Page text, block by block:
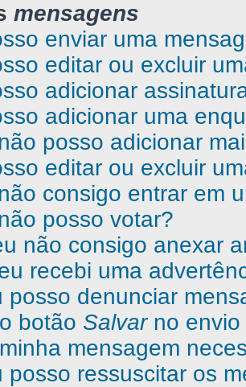
mensagens
enviar uma
editar ou excluir
adicionar
adicionar uma
posso adicionar
editar ou excluir
consigo entrar em
posso votar?
não consigo anexar
recebi uma
posso denunciar
botão Salvarno envio
mensagem
posso ressuscitar os